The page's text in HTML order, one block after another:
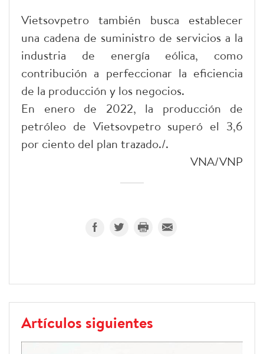
Vietsovpetro también busca establecer
una cadena de suministro de servicios a la
industria de energía eólica, como
contribución a perfeccionar la eficiencia
de la producción y los negocios.
En enero de 2022, la producción de
petróleo de Vietsovpetro superó el 3,6
por ciento del plan trazado./.
VNA/VNP
Artículos siguientes